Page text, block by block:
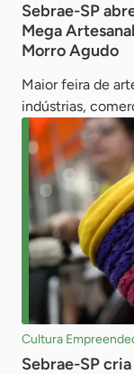
Sebrae-SP
Mega
Morro Agudo
Maior feira de
indústrias,
Cultura
Sebrae-SP